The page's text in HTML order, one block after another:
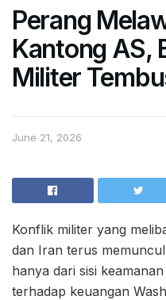
Perang
Kantong AS,
Militer
June 21, 2026
Konflik militer yang
dan Iran terus
hanya dari sisi
terhadap keuangan